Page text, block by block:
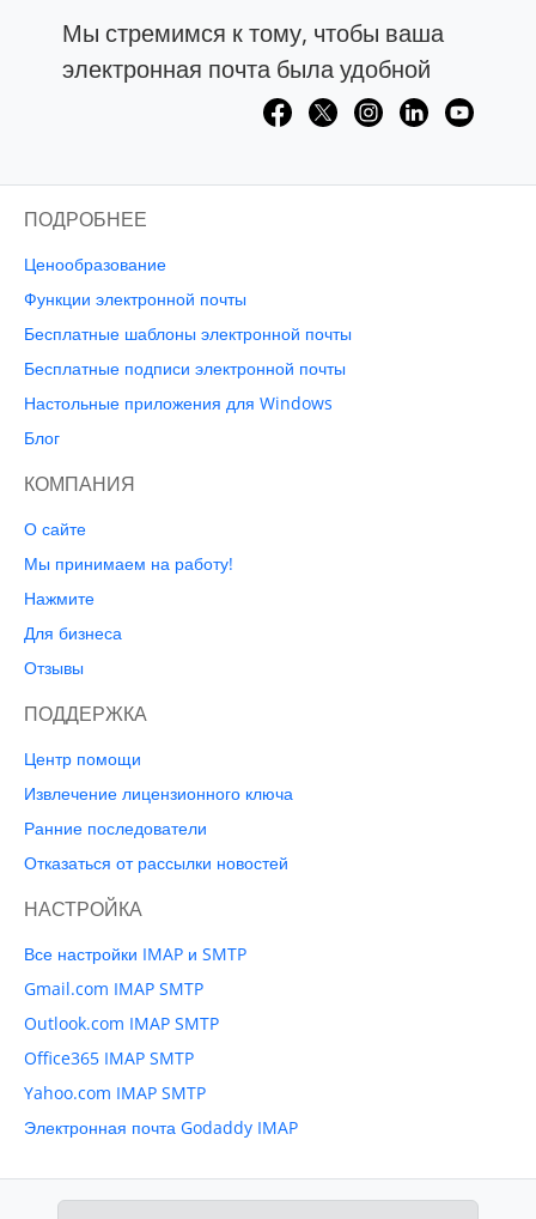
Мы стремимся к тому, чтобы ваша
электронная почта была удобной
ПОДРОБНЕЕ
Ценообразование
Функции электронной почты
Бесплатные шаблоны электронной почты
Бесплатные подписи электронной почты
Настольные приложения для Windows
Блог
КОМПАНИЯ
О сайте
Мы принимаем на работу!
Нажмите
Для бизнеса
Отзывы
ПОДДЕРЖКА
Центр помощи
Извлечение лицензионного ключа
Ранние последователи
Отказаться от рассылки новостей
НАСТРОЙКА
Все настройки IMAP и SMTP
Gmail.com IMAP SMTP
Outlook.com IMAP SMTP
Office365 IMAP SMTP
Yahoo.com IMAP SMTP
Электронная почта Godaddy IMAP